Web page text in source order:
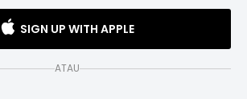
SIGN UP WITH APPLE
ATAU